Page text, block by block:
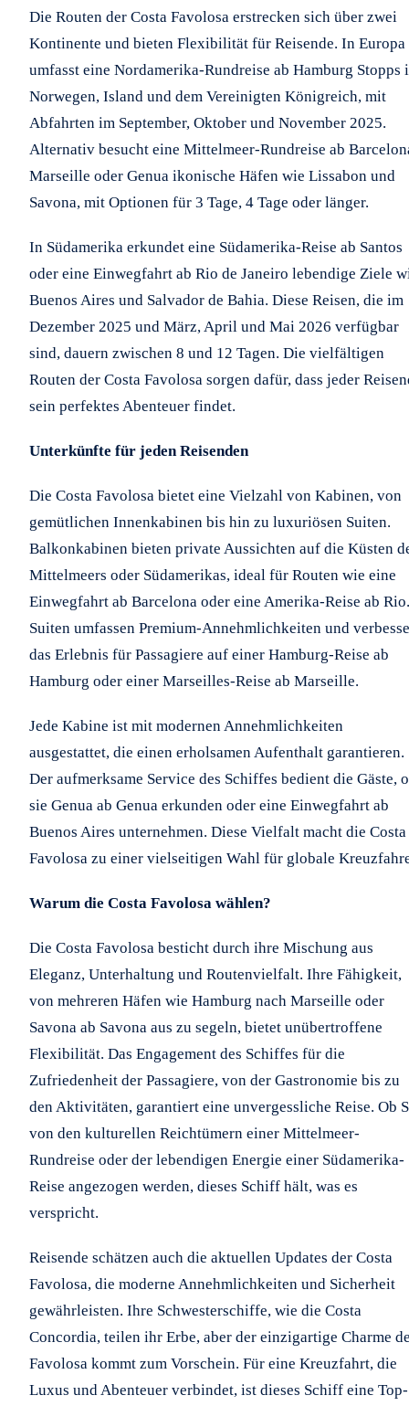
Die Routen der Costa Favolosa erstrecken sich über zwei
Kontinente und bieten Flexibilität für Reisende. In Europa
umfasst eine Nordamerika-Rundreise ab Hamburg Stopps
Norwegen, Island und dem Vereinigten Königreich, mit
Abfahrten im September, Oktober und November 2025.
Alternativ besucht eine Mittelmeer-Rundreise ab
Marseille oder Genua ikonische Häfen wie Lissabon und
Savona, mit Optionen für 3 Tage, 4 Tage oder länger.
In Südamerika erkundet eine Südamerika-Reise ab Santos
oder eine Einwegfahrt ab Rio de Janeiro lebendige Ziele
Buenos Aires und Salvador de Bahia. Diese Reisen, die im
Dezember 2025 und März, April und Mai 2026 verfügbar
sind, dauern zwischen 8 und 12 Tagen. Die vielfältigen
Routen der Costa Favolosa sorgen dafür, dass jeder
sein perfektes Abenteuer findet.
Unterkünfte für jeden Reisenden
Die Costa Favolosa bietet eine Vielzahl von Kabinen, von
gemütlichen Innenkabinen bis hin zu luxuriösen Suiten.
Balkonkabinen bieten private Aussichten auf die Küsten
Mittelmeers oder Südamerikas, ideal für Routen wie eine
Einwegfahrt ab Barcelona oder eine Amerika-Reise ab Rio.
Suiten umfassen Premium-Annehmlichkeiten und
das Erlebnis für Passagiere auf einer Hamburg-Reise ab
Hamburg oder einer Marseilles-Reise ab Marseille.
Jede Kabine ist mit modernen Annehmlichkeiten
ausgestattet, die einen erholsamen Aufenthalt garantieren.
Der aufmerksame Service des Schiffes bedient die Gäste,
sie Genua ab Genua erkunden oder eine Einwegfahrt ab
Buenos Aires unternehmen. Diese Vielfalt macht die Costa
Favolosa zu einer vielseitigen Wahl für globale
Warum die Costa Favolosa wählen?
Die Costa Favolosa besticht durch ihre Mischung aus
Eleganz, Unterhaltung und Routenvielfalt. Ihre Fähigkeit,
von mehreren Häfen wie Hamburg nach Marseille oder
Savona ab Savona aus zu segeln, bietet unübertroffene
Flexibilität. Das Engagement des Schiffes für die
Zufriedenheit der Passagiere, von der Gastronomie bis zu
den Aktivitäten, garantiert eine unvergessliche Reise. Ob
von den kulturellen Reichtümern einer Mittelmeer-
Rundreise oder der lebendigen Energie einer Südamerika-
Reise angezogen werden, dieses Schiff hält, was es
verspricht.
Reisende schätzen auch die aktuellen Updates der Costa
Favolosa, die moderne Annehmlichkeiten und Sicherheit
gewährleisten. Ihre Schwesterschiffe, wie die Costa
Concordia, teilen ihr Erbe, aber der einzigartige Charme
Favolosa kommt zum Vorschein. Für eine Kreuzfahrt, die
Luxus und Abenteuer verbindet, ist dieses Schiff eine Top-